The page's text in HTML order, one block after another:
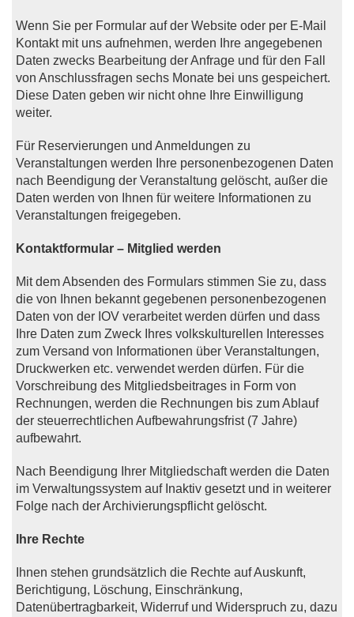
Wenn Sie per Formular auf der Website oder per E-Mail
Kontakt mit uns aufnehmen, werden Ihre angegebenen
Daten zwecks Bearbeitung der Anfrage und für den Fall
von Anschlussfragen sechs Monate bei uns gespeichert.
Diese Daten geben wir nicht ohne Ihre Einwilligung
weiter.
Für Reservierungen und Anmeldungen zu
Veranstaltungen werden Ihre personenbezogenen Daten
nach Beendigung der Veranstaltung gelöscht, außer die
Daten werden von Ihnen für weitere Informationen zu
Veranstaltungen freigegeben.
Kontaktformular – Mitglied werden
Mit dem Absenden des Formulars stimmen Sie zu, dass
die von Ihnen bekannt gegebenen personenbezogenen
Daten von der IOV verarbeitet werden dürfen und dass
Ihre Daten zum Zweck Ihres volkskulturellen Interesses
zum Versand von Informationen über Veranstaltungen,
Druckwerken etc. verwendet werden dürfen. Für die
Vorschreibung des Mitgliedsbeitrages in Form von
Rechnungen, werden die Rechnungen bis zum Ablauf
der steuerrechtlichen Aufbewahrungsfrist (7 Jahre)
aufbewahrt.
Nach Beendigung Ihrer Mitgliedschaft werden die Daten
im Verwaltungssystem auf Inaktiv gesetzt und in weiterer
Folge nach der Archivierungspflicht gelöscht.
Ihre Rechte
Ihnen stehen grundsätzlich die Rechte auf Auskunft,
Berichtigung, Löschung, Einschränkung,
Datenübertragbarkeit, Widerruf und Widerspruch zu, dazu